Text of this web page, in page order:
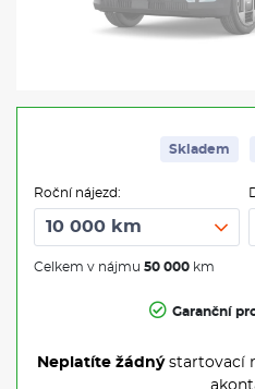
Skladem
Roční nájezd:
Celkem v nájmu 50 000 km
Garanční
Neplatíte žádnýstartovací